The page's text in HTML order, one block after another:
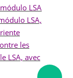
LSA
LSA,
les
LSA, avec